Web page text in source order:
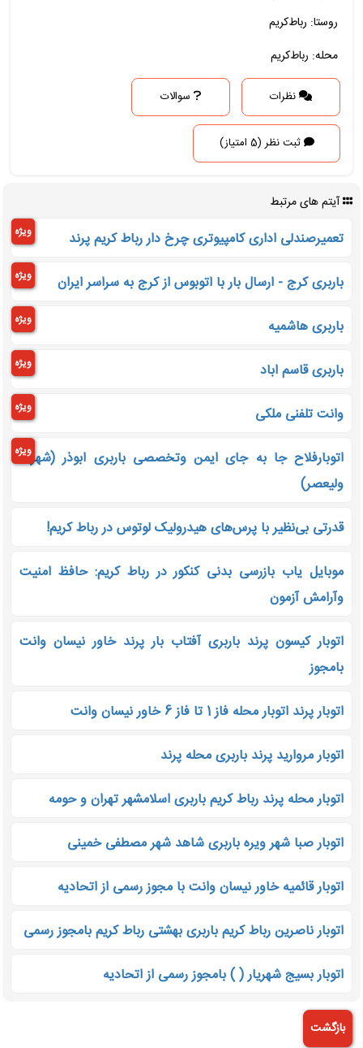
روستا: رباط‌کریم
محله: رباط‌کریم
نظرات سوالات
ثبت نظر (5 امتیاز)
آیتم های مرتبط
تعمیرصندلی اداری کامپیوتری چرخ دار رباط کریم پرند ویژه
باربری کرج - ارسال بار با اتوبوس از کرج به سراسر ایران ویژه
باربری هاشمیه ویژه
باربری قاسم اباد ویژه
وانت تلفنی ملکی ویژه
اتوبارفلاح جا به جای ایمن وتخصصی باربری ابوذر (شهرک
ولیعصر)
ویژه
قدرتی بی‌نظیر با پرس‌های هیدرولیک لوتوس در رباط کریم!
موبایل یاب بازرسی بدنی کنکور در رباط کریم: حافظ امنیت
وآرامش آزمون
اتوبار کیسون پرند باربری آفتاب بار پرند خاور نیسان وانت
بامجوز
اتوبار پرند اتوبار محله فاز 1 تا فاز 6 خاور نیسان وانت
اتوبار مروارید پرند باربری محله پرند
اتوبار محله پرند رباط کریم باربری اسلامشهر تهران و حومه
اتوبار صبا شهر ویره باربری شاهد شهر مصطفی خمینی
اتوبار قائمیه خاور نیسان وانت با مجوز رسمی از اتحادیه
اتوبار ناصرین رباط کریم باربری بهشتی رباط کریم بامجوز رسمی
اتوبار بسیج شهریار ( ) بامجوز رسمی از اتحادیه